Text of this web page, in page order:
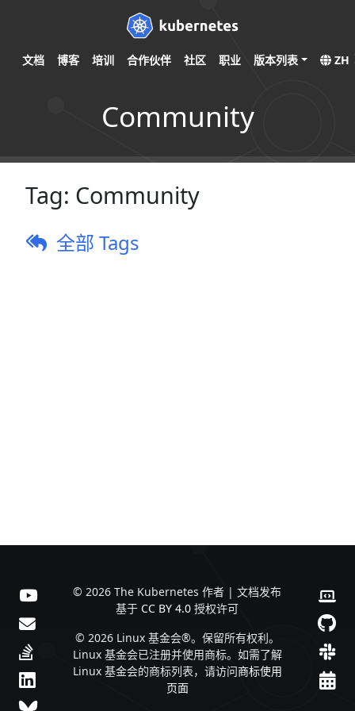
文档 博客 培训 合作伙伴 社区 职业 版本列表
Community
Tag: Community
全部 Tags
© 2026 The Kubernetes 作者 | 文档发布
基于 CC BY 4.0 授权许可
© 2026 Linux 基金会®。保留所有权利。
Linux 基金会已注册并使用商标。如需了解
Linux 基金会的商标列表，请访问商标使用
页面